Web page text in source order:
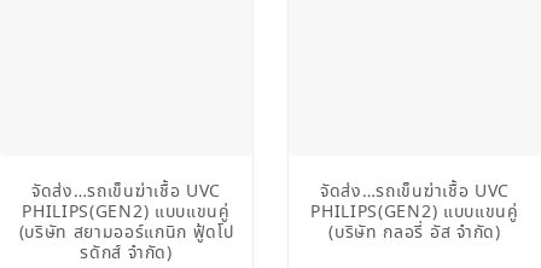
จัดส่ง…รถเข็นฆ่าเชื้อ UVC
PHILIPS(GEN2) แบบแขนคู่
(บริษัท สยามออร์แกนิก ฟู้ดโป
รดักส์ จำกัด)
จัดส่ง…รถเข็นฆ่าเชื้อ UVC
PHILIPS(GEN2) แบบแขนคู่
(บริษัท กลอรี่ อัส จำกัด)